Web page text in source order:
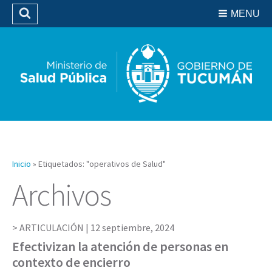
Biblioteca
MENU
Buscar
Inicio » Etiquetados: "operativos de Salud"
Archivos
ARTICULACIÓN | 12 septiembre, 2024
Efectivizan la atención de personas en
contexto de encierro